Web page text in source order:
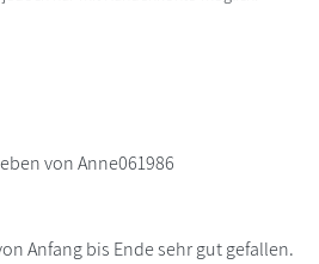
von Anne061986
Anfang bis Ende sehr gut gefallen.